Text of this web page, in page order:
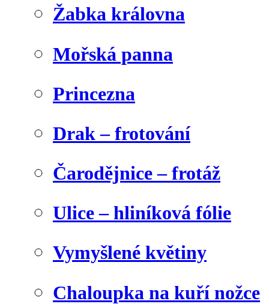
Žabka královna
Mořská panna
Princezna
Drak – frotování
Čarodějnice – frotáž
Ulice – hliníková fólie
Vymyšlené květiny
Chaloupka na kuří nožce